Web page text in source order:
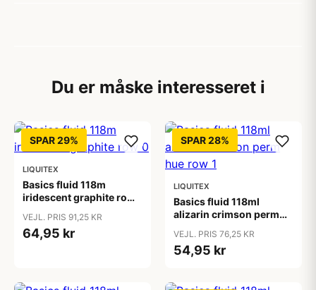
Du er måske interesseret i
SPAR 29%
LIQUITEX
Basics fluid 118m
iridescent graphite row
VEJL. PRIS 91,25 KR
64,95 kr
SPAR 28%
LIQUITEX
Basics fluid 118ml
alizarin crimson perm
VEJL. PRIS 76,25 KR
54,95 kr